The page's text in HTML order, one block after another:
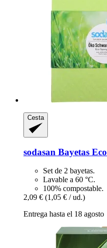
Cesta
sodasan Bayetas
Set de 2 bayetas.
Lavable a 60 °C.
100% compostable.
2,09 € (1,05 € / ud.)
Entrega hasta el 18 agosto